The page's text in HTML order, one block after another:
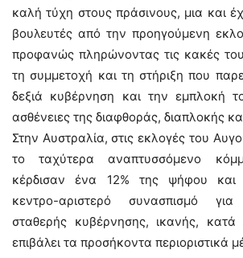
καλή τύχη στους πράσινους, μια και
βουλευτές από την προηγούμενη
προφανώς πληρώνοντας τις κακές
τη συμμετοχή και τη στήριξη που
δεξιά κυβέρνηση και την εμπλοκή
ασθένειες της διαφθοράς, διαπλοκής
Στην Αυστραλία, στις εκλογές του
το ταχύτερα αναπτυσσόμενο
κέρδισαν ένα 12% της ψήφου και
κεντρο-αριστερό συνασπισμό
σταθερής κυβέρνησης, ικανής,
επιβάλει τα προσήκοντα περιοριστικά